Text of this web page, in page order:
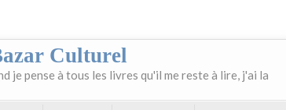
Culturel
je pense à tous les livres qu'il me reste à lire, j'ai la